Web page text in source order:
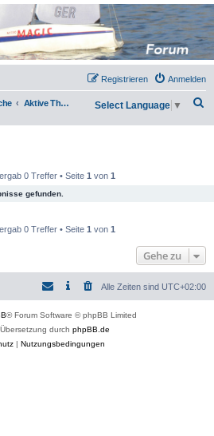
Anmelden
Registrieren
Aktive Themen Select Language ▼
0 Treffer • Seite 1 von 1
gefunden.
0 Treffer • Seite 1 von 1
Gehe zu
Alle Zeiten sind UTC+02:00
® Forum Software © phpBB Limited
durch phpBB.de
| Nutzungsbedingungen